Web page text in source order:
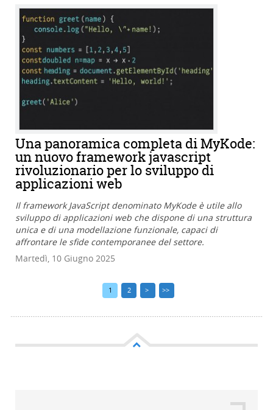
Una panoramica completa di MyKode:
un nuovo framework javascript
rivoluzionario per lo sviluppo di
applicazioni web
Il framework JavaScript denominato MyKode è utile allo
sviluppo di applicazioni web che dispone di una struttura
unica e di una modellazione funzionale, capaci di
affrontare le sfide contemporanee del settore.
Martedì, 10 Giugno 2025
1 2 > >>